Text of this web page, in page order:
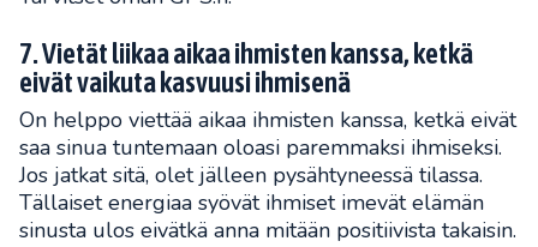
7. Vietät liikaa aikaa ihmisten kanssa, ketkä
eivät vaikuta kasvuusi ihmisenä
On helppo viettää aikaa ihmisten kanssa, ketkä eivät
saa sinua tuntemaan oloasi paremmaksi ihmiseksi.
Jos jatkat sitä, olet jälleen pysähtyneessä tilassa.
Tällaiset energiaa syövät ihmiset imevät elämän
sinusta ulos eivätkä anna mitään positiivista takaisin.